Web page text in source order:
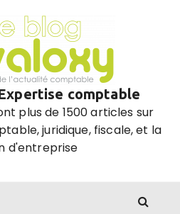
comptable
plus de 1500 articles sur
juridique, fiscale, et la
d'entreprise